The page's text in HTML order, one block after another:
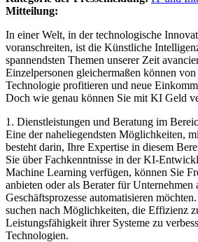
Mitteilung:
In einer Welt, in der technologische
voranschreiten, ist die Künstliche
spannendsten Themen unserer Zeit
Einzelpersonen gleichermaßen können
Technologie profitieren und neue
Doch wie genau können Sie mit KI Geld
1. Dienstleistungen und Beratung im
Eine der naheliegendsten Möglichkeiten,
besteht darin, Ihre Expertise in diesem
Sie über Fachkenntnisse in der KI-
Machine Learning verfügen, können Sie
anbieten oder als Berater für Unternehmen
Geschäftsprozesse automatisieren
suchen nach Möglichkeiten, die Effizienz
Leistungsfähigkeit ihrer Systeme zu
Technologien.